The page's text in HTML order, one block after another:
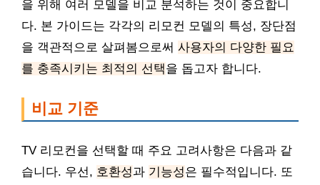
을 위해 여러 모델을 비교 분석하는 것이 중요합니
다. 본 가이드는 각각의 리모컨 모델의 특성, 장단점
을 객관적으로 살펴봄으로써 사용자의 다양한 필요
를 충족시키는 최적의 선택을 돕고자 합니다.
비교 기준
TV 리모컨을 선택할 때 주요 고려사항은 다음과 같
습니다. 우선, 호환성과 기능성은 필수적입니다. 또